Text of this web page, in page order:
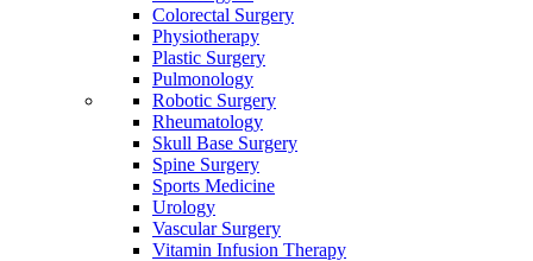
Colorectal Surgery
Physiotherapy
Plastic Surgery
Pulmonology
Robotic Surgery
Rheumatology
Skull Base Surgery
Spine Surgery
Sports Medicine
Urology
Vascular Surgery
Vitamin Infusion Therapy